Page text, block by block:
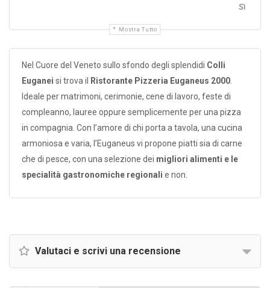
Sì
Mostra Tutto
Nel Cuore del Veneto sullo sfondo degli splendidi Colli
Euganei si trova il Ristorante Pizzeria Euganeus 2000
Ideale per matrimoni, cerimonie, cene di lavoro, feste di
compleanno, lauree oppure semplicemente per una pizza
in compagnia. Con l’amore di chi porta a tavola, una cucina
armoniosa e varia, l’Euganeus vi propone piatti sia di carne
che di pesce, con una selezione dei migliori alimenti e le
specialità gastronomiche regionali e non.
Valutaci e scrivi una recensione